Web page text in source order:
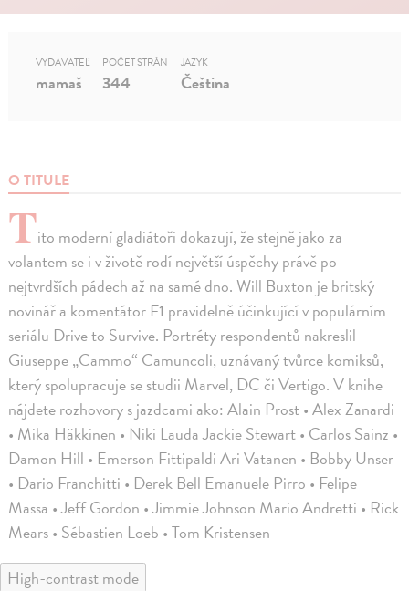
O TITULE
Tito moderní gladiátoři dokazují, že stejně jako za
volantem se i v životě rodí největší úspěchy právě po
nejtvrdších pádech až na samé dno. Will Buxton je britský
novinář a komentátor F1 pravidelně účinkující v populárním
seriálu Drive to Survive. Portréty respondentů nakreslil
Giuseppe „Cammo“ Camuncoli, uznávaný tvůrce komiksů,
který spolupracuje se studii Marvel, DC či Vertigo. V knihe
nájdete rozhovory s jazdcami ako: Alain Prost • Alex Zanardi
• Mika Häkkinen • Niki Lauda Jackie Stewart • Carlos Sainz •
Damon Hill • Emerson Fittipaldi Ari Vatanen • Bobby Unser
• Dario Franchitti • Derek Bell Emanuele Pirro • Felipe
Massa • Jeff Gordon • Jimmie Johnson Mario Andretti • Rick
Mears • Sébastien Loeb • Tom Kristensen
VYDAVATEĽ
mamaš
POČET STRÁN
344
JAZYK
Čeština
High-contrast mode